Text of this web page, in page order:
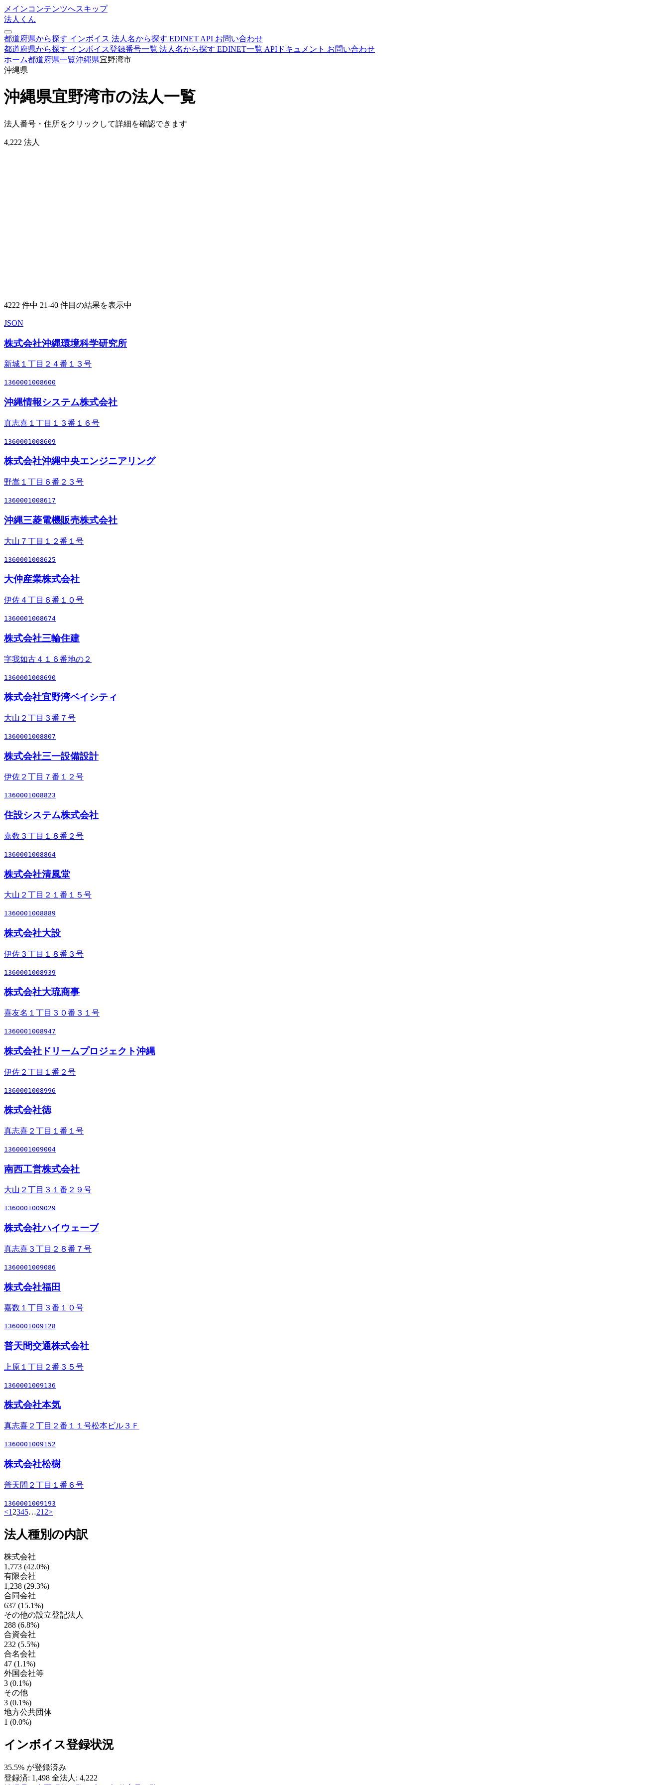
メインコンテンツへスキップ
法人くん
都道府県から探す インボイス 法人名から探す EDINET API お問い合わせ
都道府県から探す インボイス登録番号一覧 法人名から探す EDINET一覧 APIドキュメント お問い合わせ
ホーム都道府県一覧沖縄県宜野湾市
沖縄県
沖縄県宜野湾市の法人一覧
法人番号・住所をクリックして詳細を確認できます
4,222 法人
4222 件中 21-40 件目の結果を表示中
JSON
株式会社沖縄環境科学研究所
新城１丁目２４番１３号
1360001008600
沖縄情報システム株式会社
真志喜１丁目１３番１６号
1360001008609
株式会社沖縄中央エンジニアリング
野嵩１丁目６番２３号
1360001008617
沖縄三菱電機販売株式会社
大山７丁目１２番１号
1360001008625
大仲産業株式会社
伊佐４丁目６番１０号
1360001008674
株式会社三輪住建
字我如古４１６番地の２
1360001008690
株式会社宜野湾ベイシティ
大山２丁目３番７号
1360001008807
株式会社三一設備設計
伊佐２丁目７番１２号
1360001008823
住設システム株式会社
嘉数３丁目１８番２号
1360001008864
株式会社清風堂
大山２丁目２１番１５号
1360001008889
株式会社大設
伊佐３丁目１８番３号
1360001008939
株式会社大琉商事
喜友名１丁目３０番３１号
1360001008947
株式会社ドリームプロジェクト沖縄
伊佐２丁目１番２号
1360001008996
株式会社徳
真志喜２丁目１番１号
1360001009004
南西工営株式会社
大山２丁目３１番２９号
1360001009029
株式会社ハイウェーブ
真志喜３丁目２８番７号
1360001009086
株式会社福田
嘉数１丁目３番１０号
1360001009128
普天間交通株式会社
上原１丁目２番３５号
1360001009136
株式会社本気
真志喜２丁目２番１１号松本ビル３Ｆ
1360001009152
株式会社松樹
普天間２丁目１番６号
1360001009193
<1 2345…212>
法人種別の内訳
株式会社
1,773 (42.0%)
有限会社
1,238 (29.3%)
合同会社
637 (15.1%)
その他の設立登記法人
288 (6.8%)
合資会社
232 (5.5%)
合名会社
47 (1.1%)
外国会社等
3 (0.1%)
その他
3 (0.1%)
地方公共団体
1 (0.0%)
インボイス登録状況
35.5% が登録済み
登録済: 1,498 全法人: 4,222